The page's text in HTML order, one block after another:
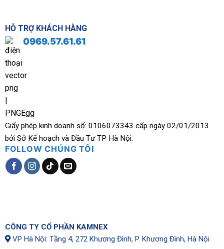
HỖ TRỢ KHÁCH HÀNG
0969.57.61.61
Giấy phép kinh doanh số: 0106073343 cấp ngày 02/01/2013
bởi Sở Kế hoạch và Đầu Tư TP Hà Nội.
FOLLOW CHÚNG TÔI
CÔNG TY CỔ PHẦN KAMNEX
VP Hà Nội: Tầng 4, 272 Khương Đình, P. Khương Đình, Hà Nội